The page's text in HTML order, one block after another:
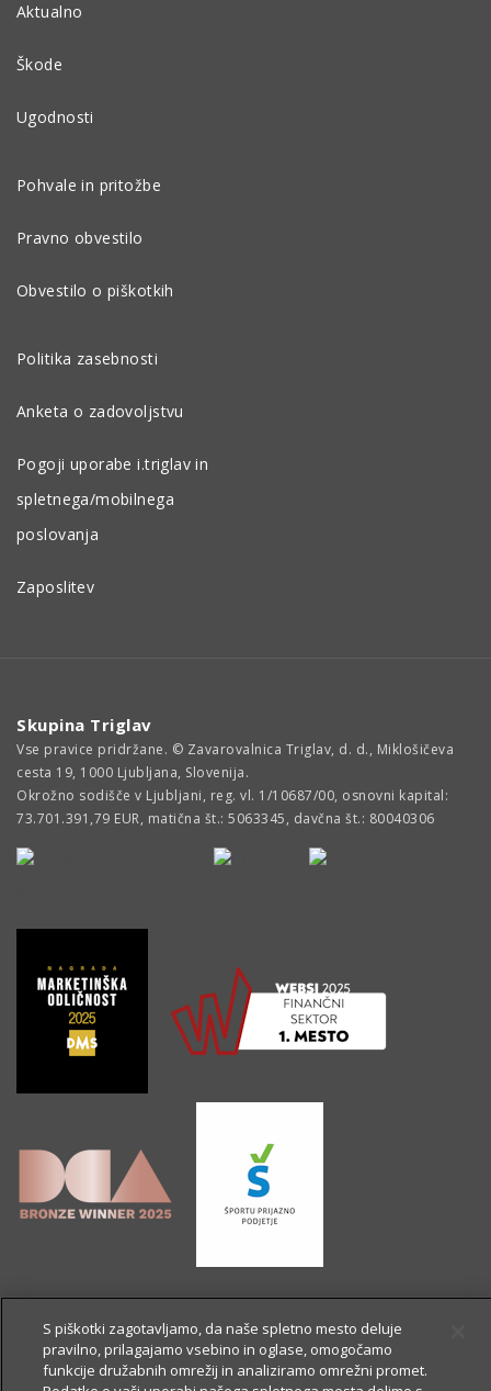
Aktualno
Škode
Ugodnosti
Pohvale in pritožbe
Pravno obvestilo
Obvestilo o piškotkih
Politika zasebnosti
Anketa o zadovoljstvu
Pogoji uporabe i.triglav in
spletnega/mobilnega
poslovanja
Zaposlitev
Skupina Triglav
Vse pravice pridržane. © Zavarovalnica Triglav, d. d., Miklošičeva
cesta 19, 1000 Ljubljana, Slovenija.
Okrožno sodišče v Ljubljani, reg. vl. 1/10687/00, osnovni kapital:
73.701.391,79 EUR, matična št.: 5063345, davčna št.: 80040306
S piškotki zagotavljamo, da naše spletno mesto deluje
pravilno, prilagajamo vsebino in oglase, omogočamo
funkcije družabnih omrežij in analiziramo omrežni promet.